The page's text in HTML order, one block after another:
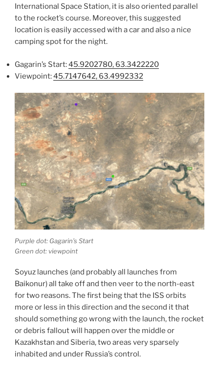
International Space Station, it is also oriented parallel
to the rocket’s course. Moreover, this suggested
location is easily accessed with a car and also a nice
camping spot for the night.
Gagarin’s Start:45.9202780, 63.3422220
Viewpoint:45.7147642, 63.4992332
Purple dot: Gagarin’s Start
Green dot: viewpoint
Soyuz launches (and probably all launches from
Baikonur) all take off and then veer to the north-east
for two reasons. The first being that the ISS orbits
more or less in this direction and the second it that
should something go wrong with the launch, the rocket
or debris fallout will happen over the middle or
Kazakhstan and Siberia, two areas very sparsely
inhabited and under Russia’s control.